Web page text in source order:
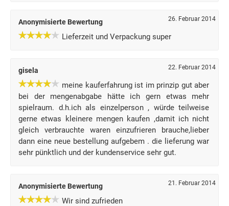
Anonymisierte Bewertung 26. Februar 2014
Lieferzeit und Verpackung super
gisela 22. Februar 2014
meine kauferfahrung ist im prinzip gut aber
bei der mengenabgabe hätte ich gern etwas mehr
spielraum. d.h.ich als einzelperson , würde teilweise
gerne etwas kleinere mengen kaufen ,damit ich nicht
gleich verbrauchte waren einzufrieren brauche,lieber
dann eine neue bestellung aufgebem . die lieferung war
sehr pünktlich und der kundenservice sehr gut.
Anonymisierte Bewertung 21. Februar 2014
Wir sind zufrieden